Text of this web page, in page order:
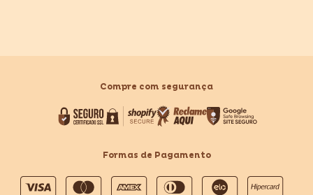
Compre com segurança
Formas de Pagamento
Formas